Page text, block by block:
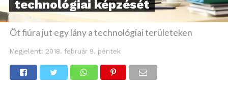
technológiai képzését
Öt fiúra jut egy lány a technológiai területeken
Megjelent: 2018. február 9. péntek